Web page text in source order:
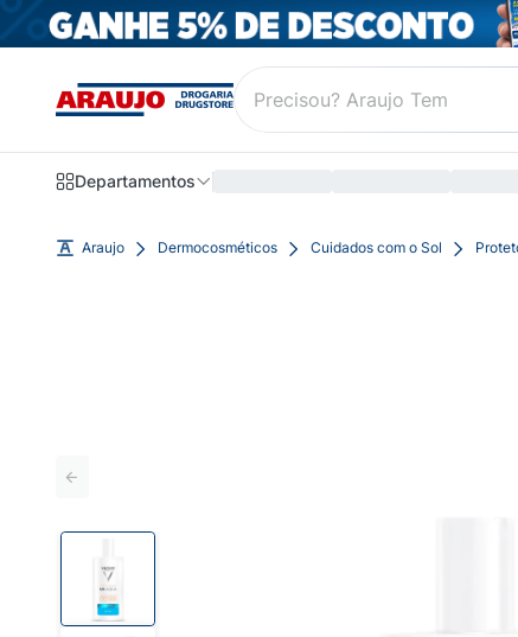
Departamentos
Araujo Dermocosméticos Cuidados com o Sol